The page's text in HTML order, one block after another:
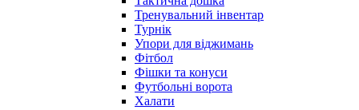
Тренувальний інвентар
Турнік
Упори для віджимань
Фітбол
Фішки та конуси
Футбольні ворота
Халати